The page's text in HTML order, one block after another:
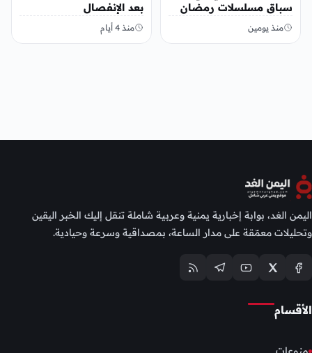
سباق مسلسلات رمضان
2027منذ يومين
بعد الإنفصال
منذ 4 أيام
اليمن الغد، بوابة إخبارية يمنية وعربية شاملة تنقل إليك الخبر اليقين
وتحليلات معمّقة على مدار الساعة، بمصداقية وسرعة وحيادية.
الأقسام